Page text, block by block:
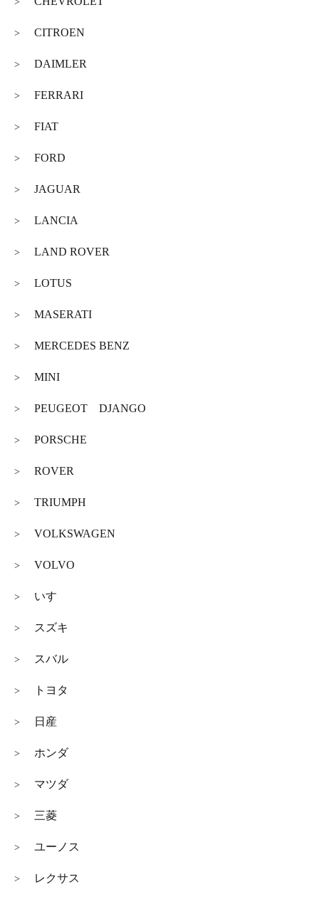
> CITROEN
> DAIMLER
> FERRARI
> FIAT
> FORD
> JAGUAR
> LANCIA
> LAND ROVER
> LOTUS
> MASERATI
> MERCEDES BENZ
> MINI
> PEUGEOT DJANGO
> PORSCHE
> ROVER
> TRIUMPH
> VOLKSWAGEN
> VOLVO
> いすゞ
> スズキ
> スバル
> トヨタ
> 日産
> ホンダ
> マツダ
> 三菱
> ユーノス
> レクサス